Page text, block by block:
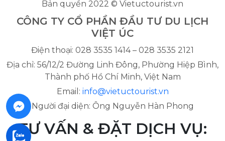
Bản quyền 2022 © Vietuctourist.vn
CÔNG TY CỔ PHẦN ĐẦU TƯ DU LỊCH
VIỆT ÚC
Điện thoại: 028 3535 1414 – 028 3535 2121
Địa chỉ: 56/12/2 Đường Linh Đông, Phường Hiệp Bình,
Thành phố Hồ Chí Minh, Việt Nam
Email: info@vietuctourist.vn
Người đại diện: Ông Nguyễn Hàn Phong
TƯ VẤN & ĐẶT DỊCH VỤ: